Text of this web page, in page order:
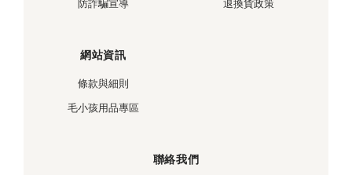
防詐騙宣導
退換貨政策
網站資訊
條款與細則
毛小孩用品專區
聯絡我們